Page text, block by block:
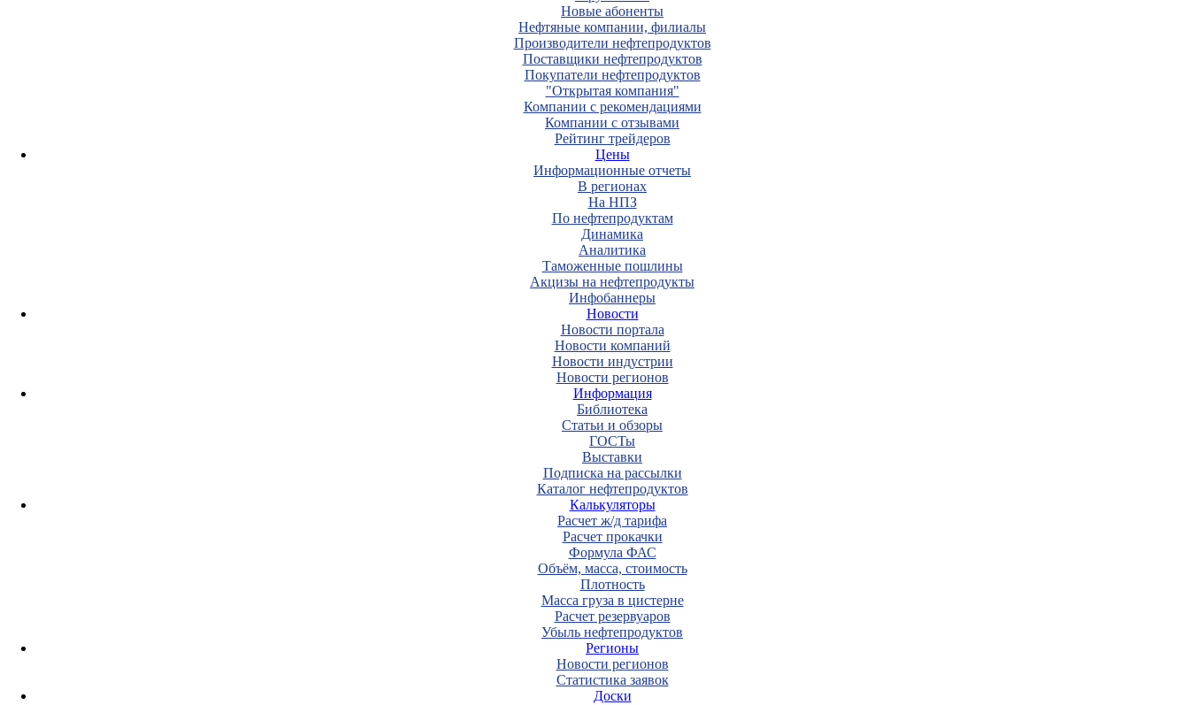
Новые абоненты
Нефтяные компании, филиалы
Производители нефтепродуктов
Поставщики нефтепродуктов
Покупатели нефтепродуктов
"Открытая компания"
Компании с рекомендациями
Компании с отзывами
Рейтинг трейдеров
Цены
Информационные отчеты
В регионах
На НПЗ
По нефтепродуктам
Динамика
Аналитика
Таможенные пошлины
Акцизы на нефтепродукты
Инфобаннеры
Новости
Новости портала
Новости компаний
Новости индустрии
Новости регионов
Информация
Библиотека
Статьи и обзоры
ГОСТы
Выставки
Подписка на рассылки
Каталог нефтепродуктов
Калькуляторы
Расчет ж/д тарифа
Расчет прокачки
Формула ФАС
Объём, масса, стоимость
Плотность
Масса груза в цистерне
Расчет резервуаров
Убыль нефтепродуктов
Регионы
Новости регионов
Статистика заявок
Доски